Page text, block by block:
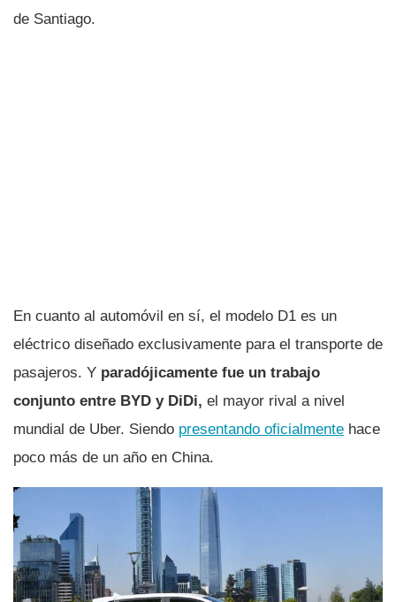
de Santiago.
En cuanto al automóvil en sí, el modelo D1 es un
eléctrico diseñado exclusivamente para el transporte de
pasajeros. Y paradójicamente fue un trabajo
conjunto entre BYD y DiDi, el mayor rival a nivel
mundial de Uber. Siendo presentando oficialmente hace
poco más de un año en China.